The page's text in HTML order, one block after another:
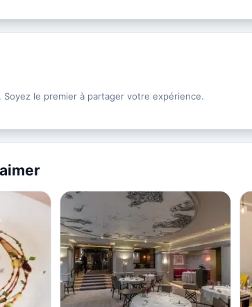
Soyez le premier à partager votre expérience.